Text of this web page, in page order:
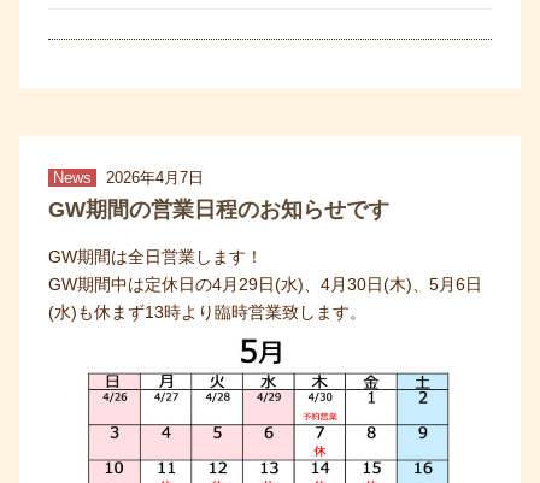
News 2026年4月7日
GW期間の営業日程のお知らせです
GW期間は全日営業します！
GW期間中は定休日の4月29日(水)、4月30日(木)、5月6日
(水)も休まず13時より臨時営業致します。